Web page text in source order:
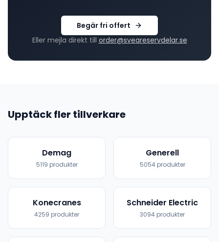
Begär fri offert
Eller mejla direkt till order@sveareservdelar.se
Upptäck fler tillverkare
Demag
5119 produkter
Generell
5054produkter
Konecranes
4259 produkter
Schneider Electric
3094 produkter